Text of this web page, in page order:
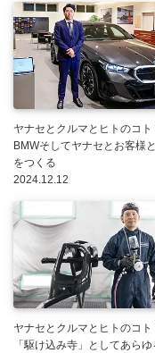
ヤナセとクルマとヒトのコ
BMWそしてヤナセとお客様
をつくる
2024.12.12
ヤナセとクルマとヒトのコ
「駆け込み寺」としてあら